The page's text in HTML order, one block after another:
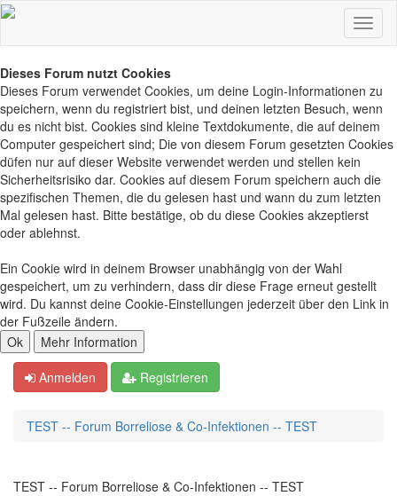
Dieses Forum nutzt Cookies
Dieses Forum verwendet Cookies, um deine Login-Informationen zu
speichern, wenn du registriert bist, und deinen letzten Besuch, wenn
du es nicht bist. Cookies sind kleine Textdokumente, die auf deinem
Computer gespeichert sind; Die von diesem Forum gesetzten Cookies
düfen nur auf dieser Website verwendet werden und stellen kein
Sicherheitsrisiko dar. Cookies auf diesem Forum speichern auch die
spezifischen Themen, die du gelesen hast und wann du zum letzten
Mal gelesen hast. Bitte bestätige, ob du diese Cookies akzeptierst
oder ablehnst.
Ein Cookie wird in deinem Browser unabhängig von der Wahl
gespeichert, um zu verhindern, dass dir diese Frage erneut gestellt
wird. Du kannst deine Cookie-Einstellungen jederzeit über den Link in
der Fußzeile ändern.
Anmelden Registrieren
TEST -- Forum Borreliose & Co-Infektionen -- TEST
TEST -- Forum Borreliose & Co-Infektionen -- TEST